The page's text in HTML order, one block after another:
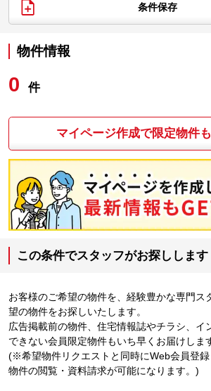
条件保存
物件情報
0 件
マイページ作成で限定物件
この条件でスタッフがお探しします
お客様のご希望の物件を、経験豊かな専門ス
望の物件をお探しいたします。
広告掲載前の物件、住宅情報誌やチラシ、イ
できない会員限定物件もいち早くお届けしま
(※希望物件リクエストと同時にWeb会員登
物件の閲覧・資料請求が可能になります。)